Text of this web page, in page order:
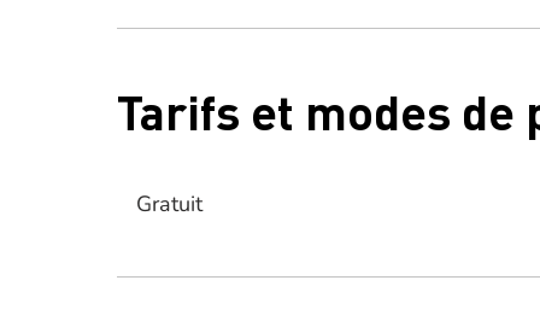
Tarifs et modes de
Gratuit